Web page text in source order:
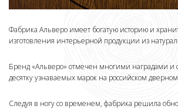
Фабрика Альверо имеет богатую историю и
изготовления интерьерной продукции из
Бренд «Альверо» отмечен многими наградами и
десятку узнаваемых марок на российском
Следуя в ногу со временем, фабрика решила